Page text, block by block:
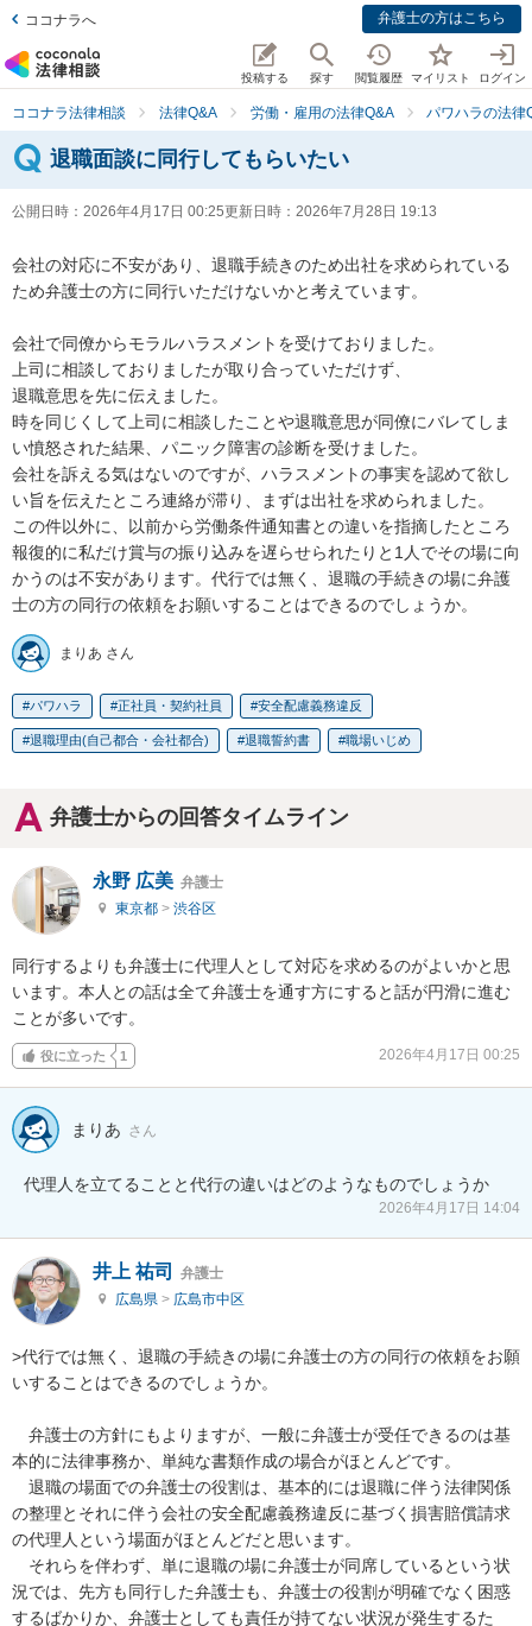
ココナラへ 弁護士の方はこちら
投稿する 探す 閲覧履歴 マイリスト ログイン
ココナラ法律相談 法律Q&A 労働・雇用の法律Q&A パワハラの法律
退職面談に同行してもらいたい
公開日時： 2026年4月17日 00:25更新日時： 2026年7月28日 19:13
会社の対応に不安があり、退職手続きのため出社を求められている
ため弁護士の方に同行いただけないかと考えています。
会社で同僚からモラルハラスメントを受けておりました。
上司に相談しておりましたが取り合っていただけず、
退職意思を先に伝えました。
時を同じくして上司に相談したことや退職意思が同僚にバレてしま
い憤怒された結果、パニック障害の診断を受けました。
会社を訴える気はないのですが、ハラスメントの事実を認めて欲し
い旨を伝えたところ連絡が滞り、まずは出社を求められました。
この件以外に、以前から労働条件通知書との違いを指摘したところ
報復的に私だけ賞与の振り込みを遅らせられたりと1人でその場に向
かうのは不安があります。代行では無く、退職の手続きの場に弁護
士の方の同行の依頼をお願いすることはできるのでしょうか。
まりあ さん
パワハラ 正社員・契約社員 安全配慮義務違反
退職理由(自己都合・会社都合) 退職誓約書 職場いじめ
弁護士からの回答タイムライン
永野 広美 弁護士
東京都 > 渋谷区
同行するよりも弁護士に代理人として対応を求めるのがよいかと思
います。本人との話は全て弁護士を通す方にすると話が円滑に進む
ことが多いです。
役に立った 1 2026年4月17日 00:25
まりあ さん
代理人を立てることと代行の違いはどのようなものでしょうか
2026年4月17日 14:04
井上 祐司
弁護士
広島県 > 広島市中区
>代行では無く、退職の手続きの場に弁護士の方の同行の依頼をお願
いすることはできるのでしょうか。
弁護士の方針にもよりますが、一般に弁護士が受任できるのは基
本的に法律事務か、単純な書類作成の場合がほとんどです。
退職の場面での弁護士の役割は、基本的には退職に伴う法律関係
の整理とそれに伴う会社の安全配慮義務違反に基づく損害賠償請求
の代理人という場面がほとんどだと思います。
それらを伴わず、単に退職の場に弁護士が同席しているという状
況では、先方も同行した弁護士も、弁護士の役割が明確でなく困惑
するばかりか、弁護士としても責任が持てない状況が発生するた